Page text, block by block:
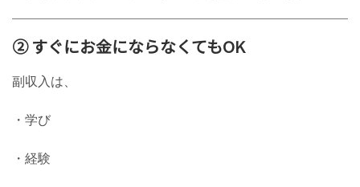
② すぐにお金にならなくてもOK
副収入は、
・学び
・経験